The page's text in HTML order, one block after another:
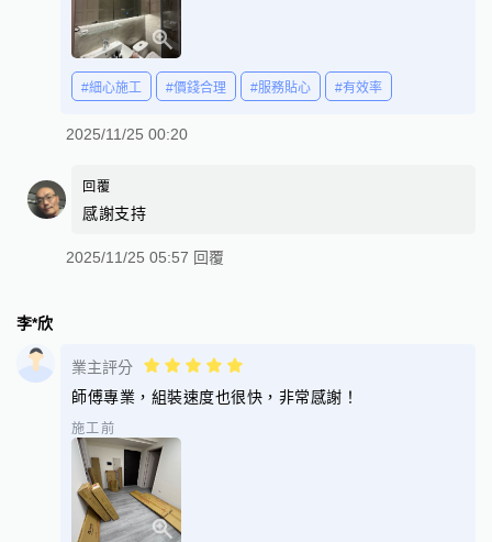
#細心施工 #價錢合理 #服務貼心 #有效率
2025/11/25 00:20
回覆
感謝支持
2025/11/25 05:57 回覆
李*欣
業主評分
師傅專業，組裝速度也很快，非常感謝！
施工前